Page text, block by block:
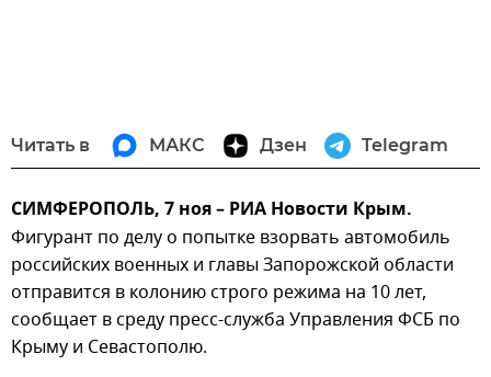
Читать в МАКС Дзен Telegram
СИМФЕРОПОЛЬ, 7 ноя – РИА Новости Крым.
Фигурант по делу о попытке взорвать автомобиль
российских военных и главы Запорожской области
отправится в колонию строго режима на 10 лет,
сообщает в среду пресс-служба Управления ФСБ по
Крыму и Севастополю.